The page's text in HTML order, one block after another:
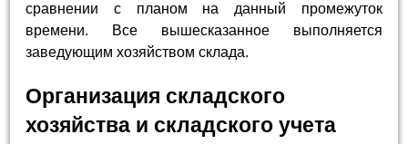
сравнении с планом на данный промежуток
времени. Все вышесказанное выполняется
заведующим хозяйством склада.
Организация складского
хозяйства и складского учета